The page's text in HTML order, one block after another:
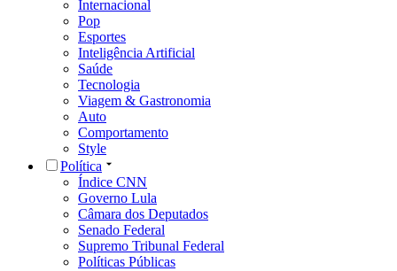
Internacional
Pop
Esportes
Inteligência Artificial
Saúde
Tecnologia
Viagem & Gastronomia
Auto
Comportamento
Style
Política
Índice CNN
Governo Lula
Câmara dos Deputados
Senado Federal
Supremo Tribunal Federal
Políticas Públicas